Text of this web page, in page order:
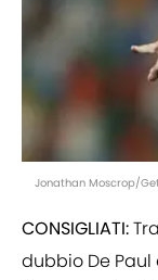
Jonathan Moscrop/
CONSIGLIATI:
dubbio De